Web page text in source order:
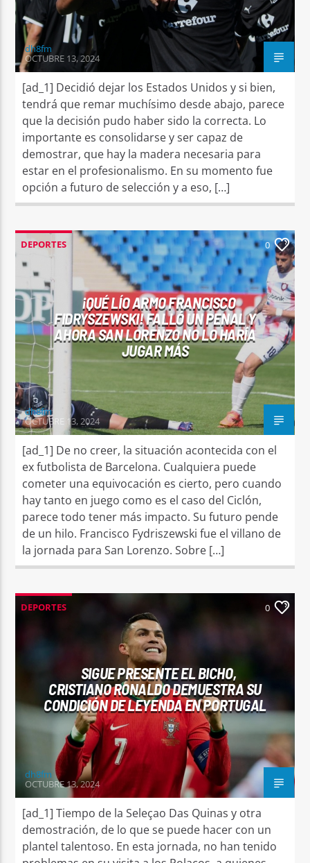
dh8fm
OCTUBRE 13, 2024
[ad_1] Decidió dejar los Estados Unidos y si bien,
tendrá que remar muchísimo desde abajo, parece
que la decisión pudo haber sido la correcta. Lo
importante es consolidarse y ser capaz de
demostrar, que hay la madera necesaria para
estar en el profesionalismo. En su momento fue
opción a futuro de selección y a eso, […]
DEPORTES 0
¡QUÉ LÍO ARMO FRANCISCO
FIDRYSZEWSKI! FALLÓ UN PENAL Y
AHORA SAN LORENZO NO LO HARÍA
JUGAR MÁS
dh8fm
OCTUBRE 13, 2024
[ad_1] De no creer, la situación acontecida con el
ex futbolista de Barcelona. Cualquiera puede
cometer una equivocación es cierto, pero cuando
hay tanto en juego como es el caso del Ciclón,
parece todo tener más impacto. Su futuro pende
de un hilo. Francisco Fydriszewski fue el villano de
la jornada para San Lorenzo. Sobre […]
DEPORTES 0
SIGUE PRESENTE EL BICHO,
CRISTIANO RONALDO DEMUESTRA SU
CONDICIÓN DE LEYENDA EN PORTUGAL
dh8fm
OCTUBRE 13, 2024
[ad_1] Tiempo de la Seleçao Das Quinas y otra
demostración, de lo que se puede hacer con un
plantel talentoso. En esta jornada, no han tenido